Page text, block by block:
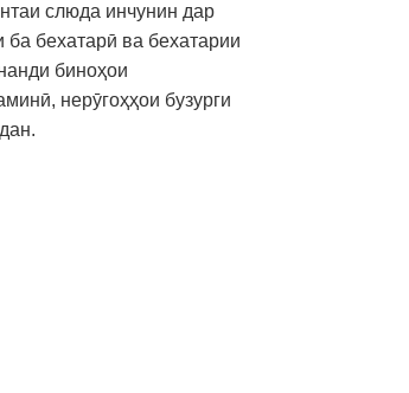
слюда инчунин дар
бехатарӣ ва бехатарии
биноҳои
нерӯгоҳҳои бузурги